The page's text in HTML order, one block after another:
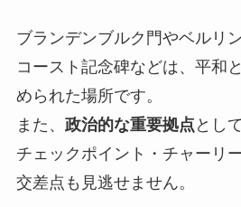
ブランデンブルク門やベルリ
コースト記念碑などは、平和
められた場所です。
また、 政治的な重要拠点 とし
チェックポイント・チャーリ
交差点も見逃せません。